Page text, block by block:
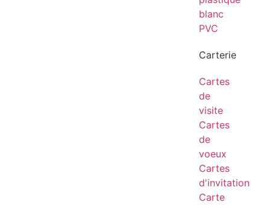
Carterie
Cartes
de
visite
Cartes
de
voeux
Cartes
d'invitation
Carte